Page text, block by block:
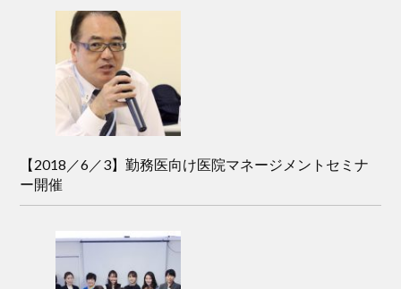
【2018／6／3】勤務医向け医院マネージメントセミナ
ー開催